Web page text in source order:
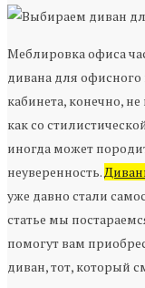
Меблировка офиса
дивана для офисного
кабинета, конечно,
как со
иногда может
неуверенность.
уже давно стали
статье мы
помогут вам
диван, тот, который